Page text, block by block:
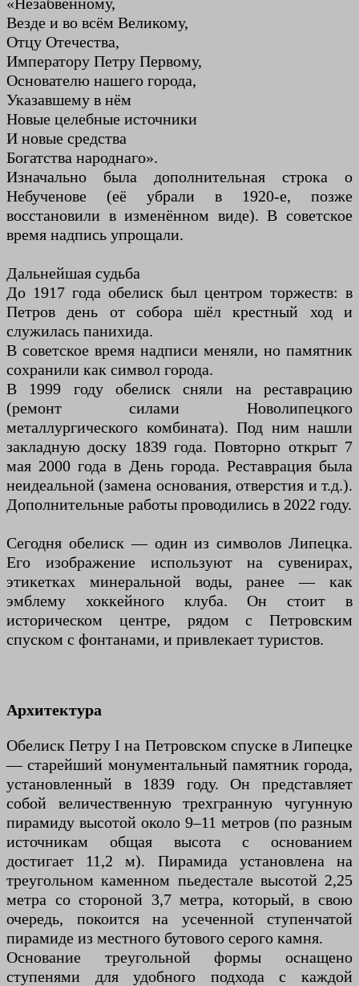
Везде и во всём Великому,
Отцу Отечества,
Императору Петру Первому,
Основателю нашего города,
Указавшему в нём
Новые целебные источники
И новые средства
Богатства народнаго».
Изначально была дополнительная строка о
Небученове (её убрали в 1920-е, позже
восстановили в изменённом виде). В советское
время надпись упрощали.
Дальнейшая судьба
До 1917 года обелиск был центром торжеств: в
Петров день от собора шёл крестный ход и
служилась панихида.
В советское время надписи меняли, но памятник
сохранили как символ города.
В 1999 году обелиск сняли на реставрацию
(ремонт силами Новолипецкого
металлургического комбината). Под ним нашли
закладную доску 1839 года. Повторно открыт 7
мая 2000 года в День города. Реставрация была
неидеальной (замена основания, отверстия и т.д.).
Дополнительные работы проводились в 2022 году.
Сегодня обелиск — один из символов Липецка.
Его изображение используют на сувенирах,
этикетках минеральной воды, ранее — как
эмблему хоккейного клуба. Он стоит в
историческом центре, рядом с Петровским
спуском с фонтанами, и привлекает туристов.
Архитектура
Обелиск Петру I на Петровском спуске в Липецке
— старейший монументальный памятник города,
установленный в 1839 году. Он представляет
собой величественную трехгранную чугунную
пирамиду высотой около 9–11 метров (по разным
источникам общая высота с основанием
достигает 11,2 м). Пирамида установлена на
треугольном каменном пьедестале высотой 2,25
метра со стороной 3,7 метра, который, в свою
очередь, покоится на усеченной ступенчатой
пирамиде из местного бутового серого камня.
Основание треугольной формы оснащено
ступенями для удобного подхода с каждой